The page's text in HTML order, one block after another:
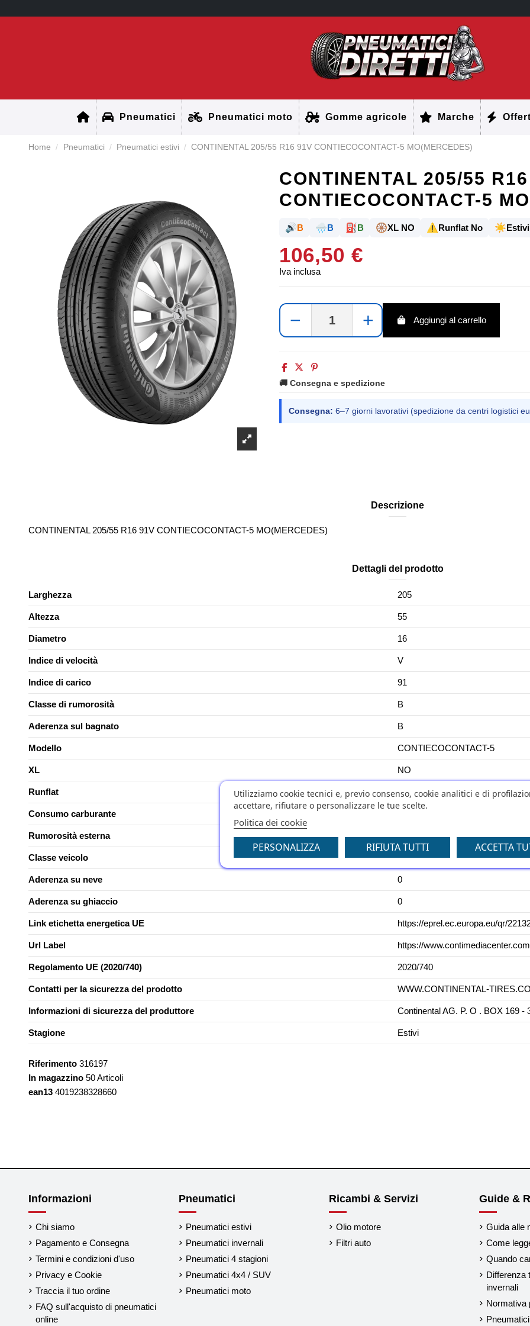
Pneumatici Pneumatici moto Gomme agricole Marche
Home Pneumatici Pneumatici estivi CONTINENTAL 205/55 R16 91V CONTIECOCONTACT-5 MO(MERCEDES)
CONTINENTAL 205/55
CONTIECOCONTACT-5
🔊B 🌧️B ⛽B 🛞XL NO ⚠️Runflat No ☀️Estivi
106,50 €
Iva inclusa
− + Aggiungi al carrello
🚚 Consegna e spedizione
Consegna: 6–7 giorni lavorativi (spedizione da centri logistici
Descrizione
CONTINENTAL 205/55 R16 91V CONTIECOCONTACT-5 MO(MERCEDES)
Dettagli del prodotto
Larghezza 205
Altezza 55
Diametro 16
Indice di velocità V
Indice di carico 91
Classe di rumorosità B
Aderenza sul bagnato B
Modello CONTIECOCONTACT-5
XL NO
Runflat No
Consumo carburante
Rumorosità esterna 71
Classe veicolo C1
Aderenza su neve 0
Aderenza su ghiaccio 0
Link etichetta energetica UE https://eprel.ec.europa.eu/qr/
Url Label https://
Regolamento UE (2020/740) 2020/740
Contatti per la sicurezza del prodotto WWW.CONTINENTAL-
Informazioni di sicurezza del produttore Continental AG. P. O . BOX 169
Stagione Estivi
Riferimento 316197
In magazzino 50 Articoli
ean13 4019238328660
Informazioni
Chi siamo
Pagamento e Consegna
Termini e condizioni d'uso
Privacy e Cookie
Traccia il tuo ordine
FAQ sull'acquisto di pneumatici
online
Pneumatici
Pneumatici estivi
Pneumatici invernali
Pneumatici 4 stagioni
Pneumatici 4x4 / SUV
Pneumatici moto
Ricambi & Servizi
Olio motore
Filtri auto
Guide &
Guida alle
Come
Quando
Differenza
invernali
Normativa
Utilizziamo cookie tecnici e, previo consenso, cookie analitici e di
accettare, rifiutare o personalizzare le tue scelte.
Politica dei cookie
PERSONALIZZA RIFIUTA TUTTI ACCETTA